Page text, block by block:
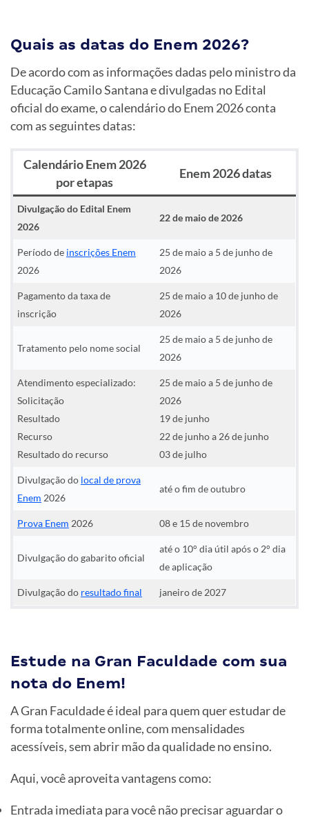
Quais as datas do Enem 2026?
De acordo com as informações dadas pelo ministro da
Educação Camilo Santana e divulgadas no Edital
oficial do exame, o calendário do Enem 2026 conta
com as seguintes datas:
Calendário Enem 2026
por etapas
Enem 2026 datas
Divulgação do Edital Enem
2026
22 de maio de 2026
Período de inscrições Enem
2026
25 de maio a 5 de junho de
2026
Pagamento da taxa de
inscrição
25 de maio a 10 de junho de
2026
Tratamento pelo nome social
25 de maio a 5 de junho de
2026
Atendimento especializado:
Solicitação
Resultado
Recurso
Resultado do recurso
25 de maio a 5 de junho de
2026
19 de junho
22 de junho a 26 de junho
03 de julho
Divulgação do local de prova
Enem 2026
até o fim de outubro
Prova Enem 2026 08 e 15 de novembro
Divulgação do gabarito oficial
até o 10° dia útil após o 2° dia
de aplicação
Divulgação do resultado final janeiro de 2027
Estude na Gran Faculdade com sua
nota do Enem!
A Gran Faculdade é ideal para quem quer estudar de
forma totalmente online, com mensalidades
acessíveis, sem abrir mão da qualidade no ensino.
Aqui, você aproveita vantagens como:
Entrada imediata para você não precisar aguardar o